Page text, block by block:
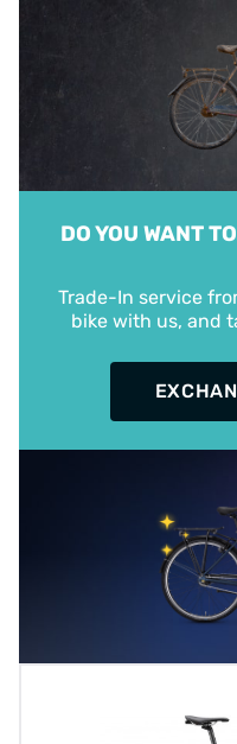
DO YOU WANT
Trade-In service
bike with us, and